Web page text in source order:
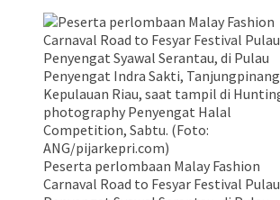
Peserta perlombaan Malay Fashion
Carnaval Road to Fesyar Festival Pulau